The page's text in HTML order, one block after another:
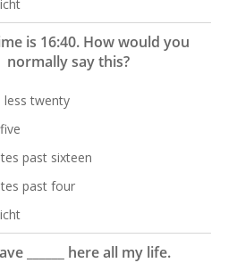
is 16:40. How would you
normally say this?
less twenty
past sixteen
past four
______ here all my life.